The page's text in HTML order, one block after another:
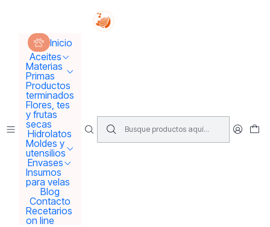
Inicio
Aceites
Materias
Primas
Productos
terminados
Flores, tes
y frutas
secas
Hidrolatos
Moldes y
utensilios
Envases
Insumos
para velas
Blog
Contacto
Recetarios
on line
Tus sueños se concretan aquí !!!
Saborizante bálsamo labial "Dolce Lips"